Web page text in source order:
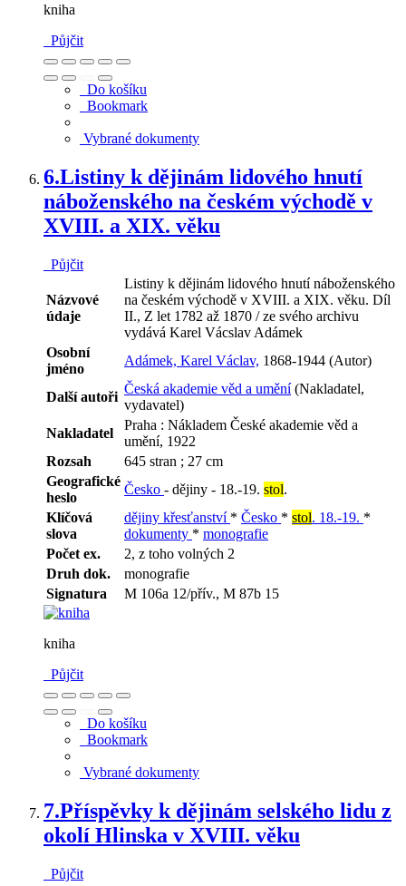
kniha
Půjčit
Do košíku
Bookmark
Vybrané dokumenty
6.Listiny k dějinám lidového hnutí
náboženského na českém východě v
XVIII. a XIX. věku
Půjčit
Názvové
údaje
Listiny k dějinám lidového hnutí náboženského
na českém východě v XVIII. a XIX. věku. Díl
II., Z let 1782 až 1870 / ze svého archivu
vydává Karel Vácslav Adámek
Osobní
jméno
Adámek, Karel Václav, 1868-1944 (Autor)
Další autoři
Česká akademie věd a umění(Nakladatel,
vydavatel)
Nakladatel
Praha : Nákladem České akademie věd a
umění, 1922
Rozsah
645 stran ; 27 cm
Geografické
heslo
Česko - dějiny - 18.-19. stol.
Klíčová
slova
dějiny křesťanství * Česko * stol. 18.-19. *
dokumenty * monografie
Počet ex.
2, z toho volných 2
Druh dok.
monografie
Signatura
M 106a 12/přív., M 87b 15
kniha
Půjčit
Do košíku
Bookmark
Vybrané dokumenty
7.Příspěvky k dějinám selského lidu z
okolí Hlinska v XVIII. věku
Půjčit